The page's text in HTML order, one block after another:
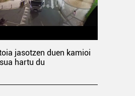
jasotzen duen kamioi
hartu du